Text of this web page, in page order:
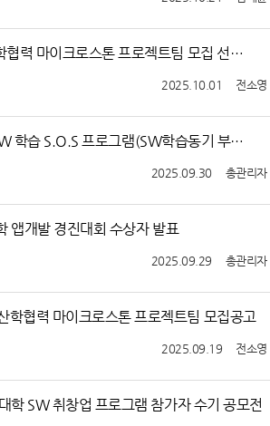
[SW전공교육]산학협력 마이크로스톤 프로젝트팀 모집 선정안내
전소영
2025.10.01
2025년 후반기 SW 학습 S.O.S 프로그램(SW학습동기 부여 및 나만의 코스웨어) 안
총관리자
2025.09.30
앱개발 경진대회 수상자 발표
총관리자
2025.09.29
학협력 마이크로스톤 프로젝트팀 모집공고
전소영
2025.09.19
학 SW 취창업 프로그램 참가자 수기 공모전